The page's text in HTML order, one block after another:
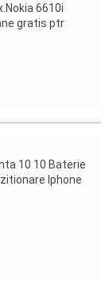
6610i
gratis ptr
10 10 Baterie
Iphone